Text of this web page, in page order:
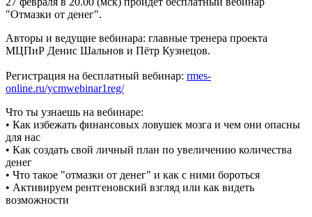
"Отмазки от денег".
Авторы и ведущие вебинара: главные тренера проекта
МЦПиР Денис Шальнов и Пётр Кузнецов.
Регистрация на бесплатный вебинар: rmes-
online.ru/ycmwebinar1reg/
Что ты узнаешь на вебинаре:
• Как избежать финансовых ловушек мозга и чем они опасны
для нас
• Как создать свой личный план по увеличению количества
денег
• Что такое "отмазки от денег" и как с ними бороться
• Активируем рентгеновский взгляд или как видеть
возможности